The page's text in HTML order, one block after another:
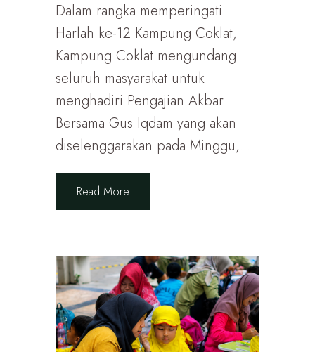
Dalam rangka memperingati
Harlah ke-12 Kampung Coklat,
Kampung Coklat mengundang
seluruh masyarakat untuk
menghadiri Pengajian Akbar
Bersama Gus Iqdam yang akan
diselenggarakan pada Minggu,...
Read More